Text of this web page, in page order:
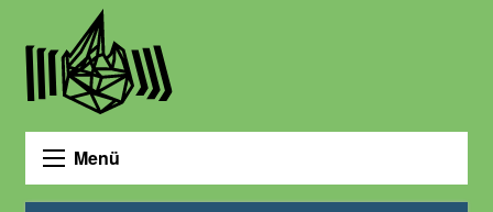
Menü